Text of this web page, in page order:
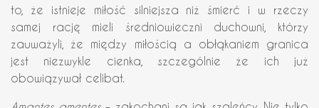
to, że istnieje miłość silniejsza niż śmierć i w rzeczy
samej rację mieli średniowieczni duchowni, którzy
zauważyli, że między miłością a obłąkaniem granica
jest niezwykle cienka, szczególnie że ich już
obowiązywał celibat.